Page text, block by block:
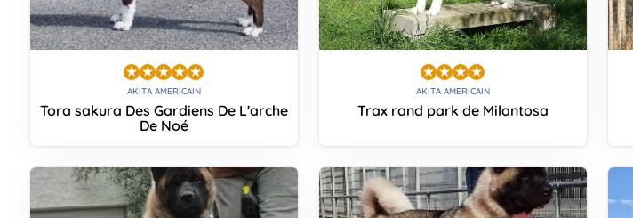
AKITA AMERICAIN
Tora sakura Des Gardiens De L'arche
De Noé
AKITA AMERICAIN
Trax rand park de Milantosa